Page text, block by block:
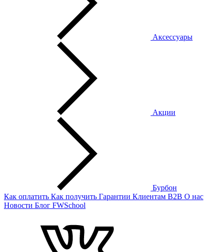
Аксессуары
Акции
Бурбон
Как оплатить Как получить Гарантии Клиентам B2B О нас
Новости Блог FWSchool